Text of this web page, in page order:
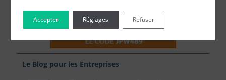
Le Blog pour les Entreprises
Accepter Refuser
Réglages